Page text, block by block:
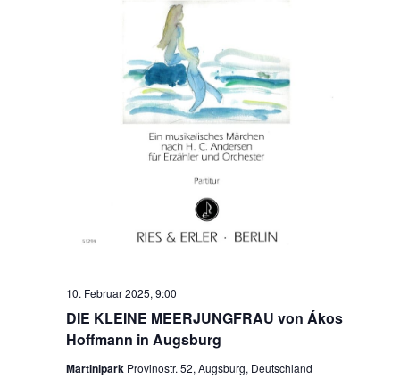
DIE KLEINE MEERJUNGFRAU von Ákos
Hoffmann in Augsburg
10. Februar 2025, 9:00
Martinipark Provinostr. 52, Augsburg, Deutschland